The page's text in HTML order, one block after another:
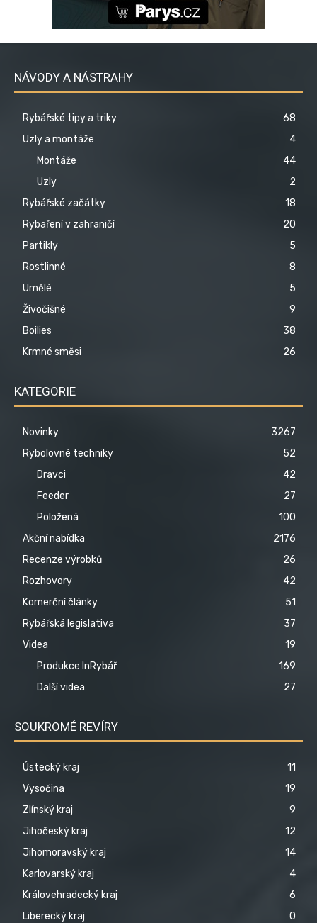
NÁVODY A NÁSTRAHY
Rybářské tipy a triky
68
Uzly a montáže
4
Montáže
44
Uzly
2
Rybářské začátky
18
Rybaření v zahraničí
20
Partikly
5
Rostlinné
8
Umělé
5
Živočišné
9
Boilies
38
Krmné směsi
26
KATEGORIE
Novinky
3267
Rybolovné techniky
52
Dravci
42
Feeder
27
Položená
100
Akční nabídka
2176
Recenze výrobků
26
Rozhovory
42
Komerční články
51
Rybářská legislativa
37
Videa
19
Produkce InRybář
169
Další videa
27
SOUKROMÉ REVÍRY
Ústecký kraj
11
Vysočina
19
Zlínský kraj
9
Jihočeský kraj
12
Jihomoravský kraj
14
Karlovarský kraj
4
Královehradecký kraj
6
Liberecký kraj
0